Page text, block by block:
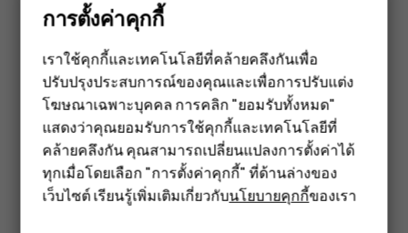
สมาร์ทโฟน
ฟีเจอร์โฟน
อุปกรณ์เสริม
แท็บเล็ต
ประเทศของคุณได้ที่
ข้อมูลนี้มีประโยชน์กับคุณหรือไม่
การตั้งค่าคุกกี้
เราใช้คุกกี้และเทคโนโลยีที่คล้ายคลึงกันเพื่อ
ปรับปรุงประสบการณ์ของคุณและเพื่อการปรับแต่ง
โฆษณาเฉพาะบุคคล การคลิก "ยอมรับทั้งหมด"
แสดงว่าคุณยอมรับการใช้คุกกี้และเทคโนโลยีที่
คล้ายคลึงกัน คุณสามารถเปลี่ยนแปลงการตั้งค่าได้
ทุกเมื่อโดยเลือก "การตั้งค่าคุกกี้" ที่ด้านล่างของ
เว็บไซต์ เรียนรู้เพิ่มเติมเกี่ยวกับนโยบายคุกกี้ของเรา